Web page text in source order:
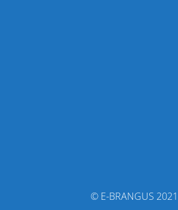
© E-BRANGUS 2021